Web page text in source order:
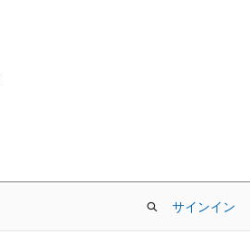
サインイン